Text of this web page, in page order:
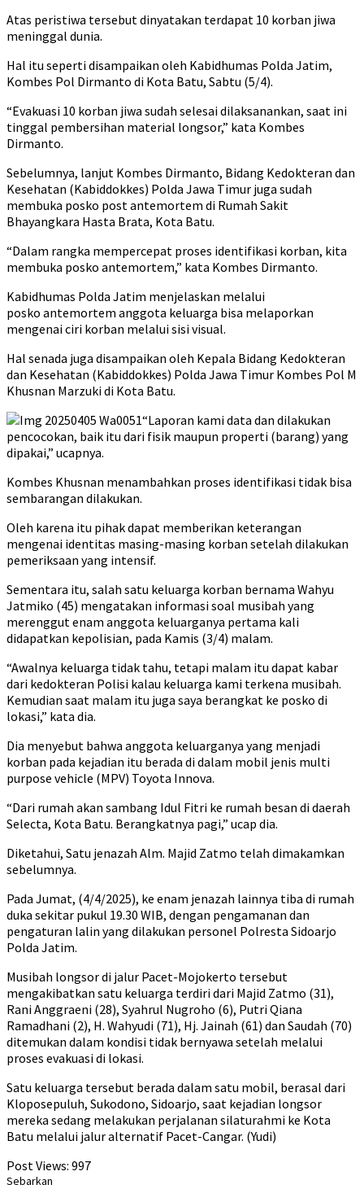
Atas peristiwa tersebut dinyatakan terdapat 10 korban jiwa
meninggal dunia.
Hal itu seperti disampaikan oleh Kabidhumas Polda Jatim,
Kombes Pol Dirmanto di Kota Batu, Sabtu (5/4).
“Evakuasi 10 korban jiwa sudah selesai dilaksanankan, saat ini
tinggal pembersihan material longsor,” kata Kombes
Dirmanto.
Sebelumnya, lanjut Kombes Dirmanto, Bidang Kedokteran dan
Kesehatan (Kabiddokkes) Polda Jawa Timur juga sudah
membuka posko post antemortem di Rumah Sakit
Bhayangkara Hasta Brata, Kota Batu.
“Dalam rangka mempercepat proses identifikasi korban, kita
membuka posko antemortem,” kata Kombes Dirmanto.
Kabidhumas Polda Jatim menjelaskan melalui
posko antemortem anggota keluarga bisa melaporkan
mengenai ciri korban melalui sisi visual.
Hal senada juga disampaikan oleh Kepala Bidang Kedokteran
dan Kesehatan (Kabiddokkes) Polda Jawa Timur Kombes Pol M
Khusnan Marzuki di Kota Batu.
“Laporan kami data dan dilakukan
pencocokan, baik itu dari fisik maupun properti (barang) yang
dipakai,” ucapnya.
Kombes Khusnan menambahkan proses identifikasi tidak bisa
sembarangan dilakukan.
Oleh karena itu pihak dapat memberikan keterangan
mengenai identitas masing-masing korban setelah dilakukan
pemeriksaan yang intensif.
Sementara itu, salah satu keluarga korban bernama Wahyu
Jatmiko (45) mengatakan informasi soal musibah yang
merenggut enam anggota keluarganya pertama kali
didapatkan kepolisian, pada Kamis (3/4) malam.
“Awalnya keluarga tidak tahu, tetapi malam itu dapat kabar
dari kedokteran Polisi kalau keluarga kami terkena musibah.
Kemudian saat malam itu juga saya berangkat ke posko di
lokasi,” kata dia.
Dia menyebut bahwa anggota keluarganya yang menjadi
korban pada kejadian itu berada di dalam mobil jenis multi
purpose vehicle (MPV) Toyota Innova.
“Dari rumah akan sambang Idul Fitri ke rumah besan di daerah
Selecta, Kota Batu. Berangkatnya pagi,” ucap dia.
Diketahui, Satu jenazah Alm. Majid Zatmo telah dimakamkan
sebelumnya.
Pada Jumat, (4/4/2025), ke enam jenazah lainnya tiba di rumah
duka sekitar pukul 19.30 WIB, dengan pengamanan dan
pengaturan lalin yang dilakukan personel Polresta Sidoarjo
Polda Jatim.
Musibah longsor di jalur Pacet-Mojokerto tersebut
mengakibatkan satu keluarga terdiri dari Majid Zatmo (31),
Rani Anggraeni (28), Syahrul Nugroho (6), Putri Qiana
Ramadhani (2), H. Wahyudi (71), Hj. Jainah (61) dan Saudah (70)
ditemukan dalam kondisi tidak bernyawa setelah melalui
proses evakuasi di lokasi.
Satu keluarga tersebut berada dalam satu mobil, berasal dari
Kloposepuluh, Sukodono, Sidoarjo, saat kejadian longsor
mereka sedang melakukan perjalanan silaturahmi ke Kota
Batu melalui jalur alternatif Pacet-Cangar. (Yudi)
Post Views: 997
Sebarkan